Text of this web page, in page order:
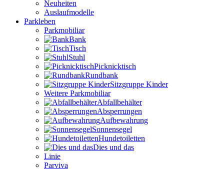
Neuheiten
Auslaufmodelle
Parkleben
Parkmobiliar
Bank
Tisch
Stuhl
Picknicktisch
Rundbank
Sitzgruppe Kinder
Weitere Parkmobiliar
Abfallbehälter
Absperrungen
Aufbewahrung
Sonnensegel
Hundetoiletten
Dies und das
Linie
Parviva